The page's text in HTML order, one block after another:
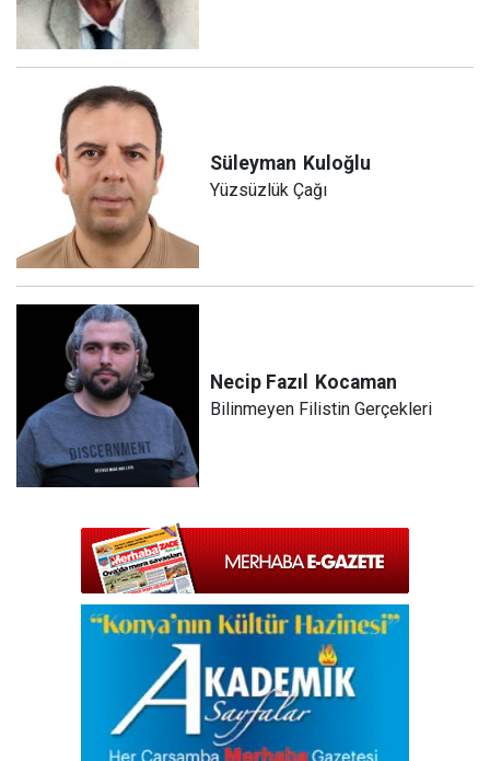
Süleyman Kuloğlu
Yüzsüzlük Çağı
Necip Fazıl Kocaman
Bilinmeyen Filistin Gerçekleri